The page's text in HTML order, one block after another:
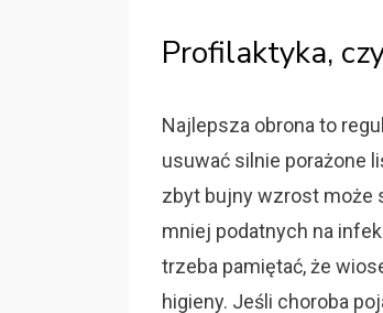
Profilaktyka,
Najlepsza obrona to
usuwać silnie porażone
zbyt bujny wzrost może
mniej podatnych na
trzeba pamiętać, że
higieny. Jeśli choroba